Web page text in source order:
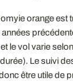
orange est
le vol varie
Le suivi
être utile de